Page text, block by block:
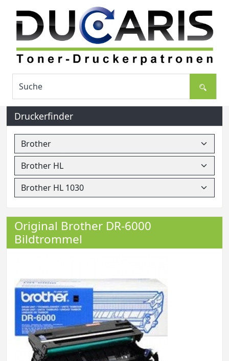
Druckerfinder
Original Brother DR-6000
Bildtrommel